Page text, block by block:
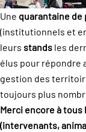
Une quarantaine
(institutionnels et
leurs stands les
élus pour répondre
gestion des
toujours plus
Merci encore à
(intervenants,